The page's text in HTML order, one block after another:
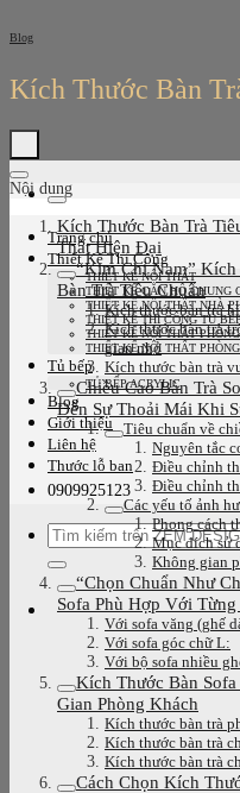
Tìm
Trang chủ
Thiết Kế Thi Công
THIẾT KẾ NỘI THẤT
THIẾT KẾ CĂN HỘ CHUNG
THIẾT KẾ NỘI THẤT NHÀ
THIẾT KẾ THI CÔNG TỦ
THIẾT KẾ NỘI THẤT
THIẾT KẾ NỘI THẤT
Tủ bếp
TỦ BẾP ACRYLIC
Blog
Giới thiệu
Liên hệ
Thước lỗ ban
0909925123
Tìm
kiếm:
Blog
Kích Thước Bàn
Nội dung
Kích Thước Bàn Trà
Thất Hiện Đại
“Kim Chỉ Nam” Kích
Bàn Trà Tiêu Chuẩn
Kích thước bàn trà
Kích thước bàn trà
gian nhỏ
Kích thước bàn trà
Chiều Cao Bàn Trà
Đến Sự Thoải Mái Khi
Tiêu chuẩn về
Nguyên tắc
Điều chỉnh
Điều chỉnh
Các yếu tố ảnh
Phong cách
Mục đích sử
Không gian
“Chọn Chuẩn Như
Sofa Phù Hợp Với
Với sofa văng (ghế
Với sofa góc chữ L:
Với bộ sofa nhiều
Kích Thước Bàn
Gian Phòng Khách
Kích thước bàn trà
Kích thước bàn trà
Kích thước bàn trà
Cách Chọn Kích